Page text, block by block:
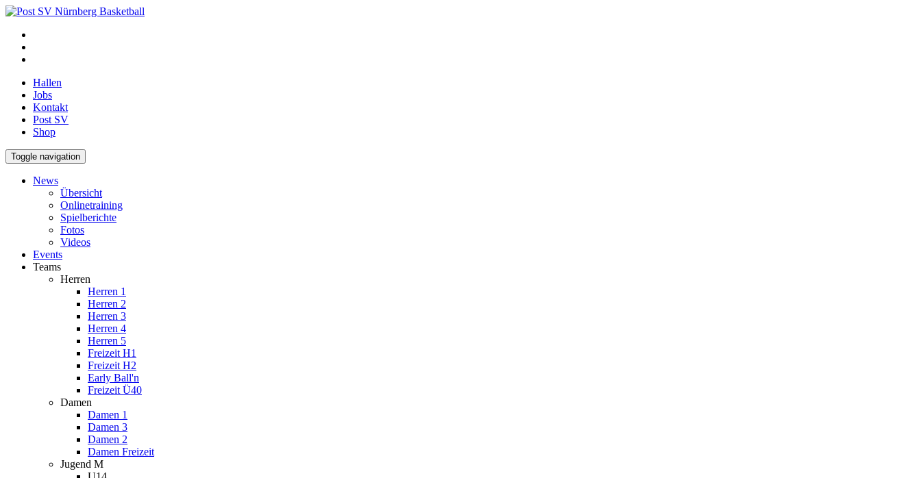
Hallen
Jobs
Kontakt
Post SV
Shop
Toggle navigation
News
Übersicht
Onlinetraining
Spielberichte
Fotos
Videos
Events
Teams
Herren
Herren 1
Herren 2
Herren 3
Herren 4
Herren 5
Freizeit H1
Freizeit H2
Early Ball'n
Freizeit Ü40
Damen
Damen 1
Damen 3
Damen 2
Damen Freizeit
Jugend M